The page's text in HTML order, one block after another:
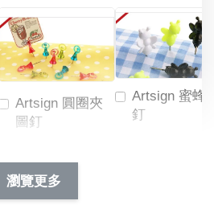
Artsign 圓圈夾
圖釘
NT$ 19.00
66.00
Artsign 蜜蜂
釘
瀏覽更多